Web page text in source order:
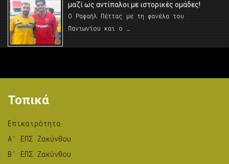
μαζί ως αντίπαλοι με ιστορικές ομάδες!
Ο Ραφαήλ Πέττας με τη φανέλα του
Πανιωνίου και ο …
Τοπικά
Επικαιρότητα
A’ ΕΠΣ Ζακύνθου
B’ ΕΠΣ Ζακύνθου